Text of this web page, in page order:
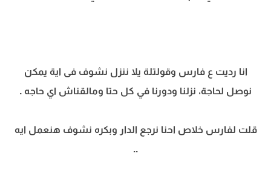
انا رديت ع فارس وقولتلة يلا ننزل نشوف فى اية يمكن
نوصل لحاجة، نزلنا ودورنا في كل حتا ومالقناش اي حاجه .
قلت لفارس خلاص احنا نرجع الدار وبكره نشوف هنعمل ايه
..